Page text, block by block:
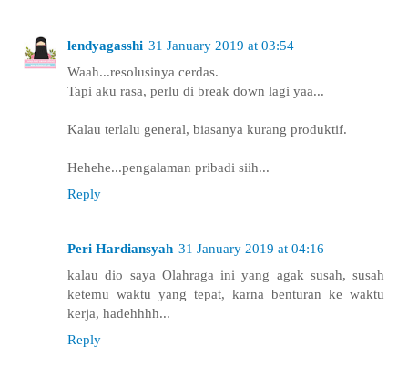
lendyagasshi 31 January 2019 at 03:54
Waah...resolusinya cerdas.
Tapi aku rasa, perlu di break down lagi yaa...
Kalau terlalu general, biasanya kurang produktif.
Hehehe...pengalaman pribadi siih...
Reply
Peri Hardiansyah 31 January 2019 at 04:16
kalau dio saya Olahraga ini yang agak susah, susah
ketemu waktu yang tepat, karna benturan ke waktu
kerja, hadehhhh...
Reply